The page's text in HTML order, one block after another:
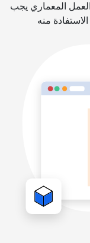
المعماري يجب